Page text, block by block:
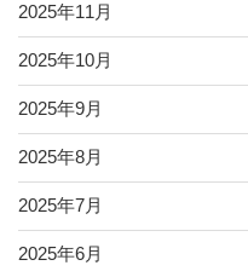
2025年11月
2025年10月
2025年9月
2025年8月
2025年7月
2025年6月